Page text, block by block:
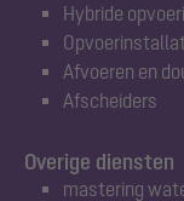
Hybride
Afvoeren en
Afscheiders
Overige diensten
mastering